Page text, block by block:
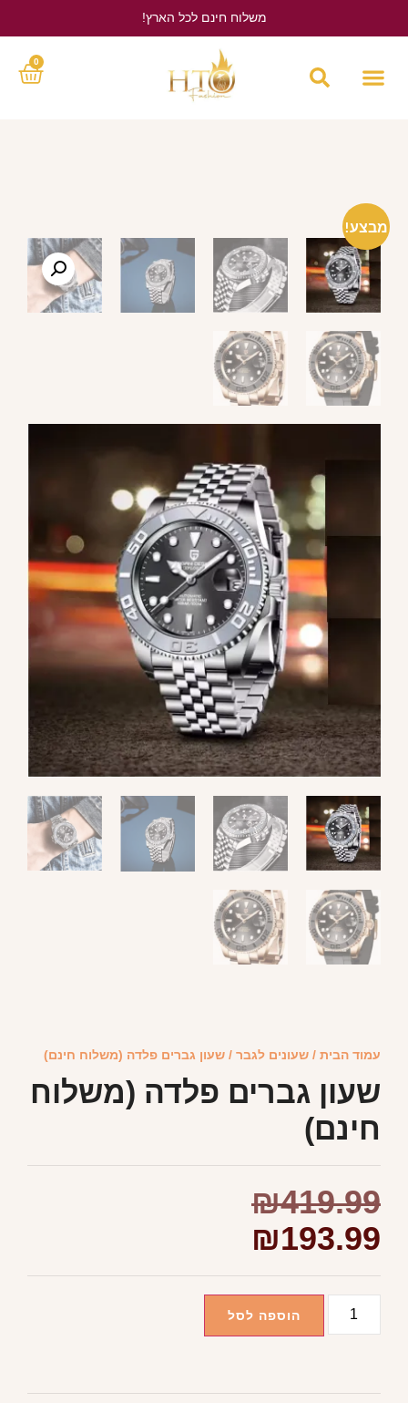
משלוח חינם לכל הארץ!
0
מבצע!
עמוד הבית / שעונים לגבר / שעון גברים פלדה (משלוח חינם)
שעון גברים פלדה (משלוח
חינם)
₪419.99
₪193.99
הוספה לסל